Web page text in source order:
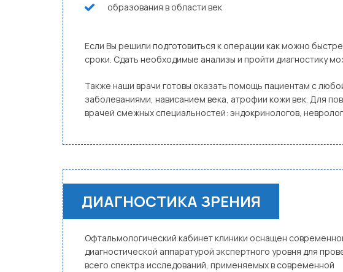
образования в области век
Если Вы решили подготовиться к операции как можно
сроки. Сдать необходимые анализы и пройти диагностику
Также наши врачи готовы оказать помощь пациентам с
заболеваниями, нависанием века, атрофии кожи век. Для
врачей смежных специальностей: эндокринологов,
ДИАГНОСТИКА ЗРЕНИЯ
Офтальмологический кабинет клиники оснащен
диагностической аппаратурой экспертного уровня для
всего спектра исследований, применяемых в современной